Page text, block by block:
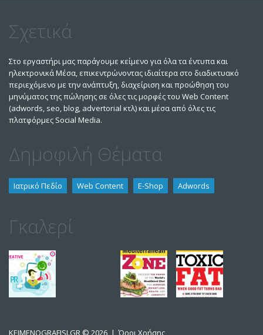
Σχετικά
Στο εργαστήρι μας παράγουμε κείμενο για όλα τα έντυπα και
ηλεκτρονικά Μέσα, επικεντρώνοντας ιδιαίτερα στο διαδικτυακό
περιεχόμενο με την ανάπτυξη, διαχείριση και προώθηση του
μηνύματος της πώλησης σε όλες τις μορφές του Web Content
(adwords, seo, blog, advertorial κτλ) και μέσα από όλες τις
πλατφόρμες Social Media.
Δημοφιλή Θέματα
Ιατρικό Πεδίο Web Content E-Shop Adwords
Γκαλερί
KEIMENOGRAFISI.GR © 2026 |Όροι Χρήσης